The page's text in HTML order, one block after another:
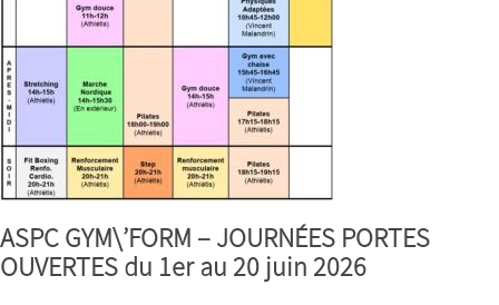
ASPC GYM\’FORM – JOURNÉES PORTES
OUVERTES du 1er au 20 juin 2026